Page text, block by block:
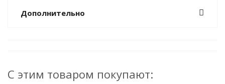
Дополнительно
С этим товаром покупают: